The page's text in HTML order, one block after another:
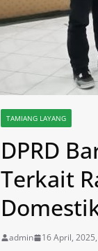
TAMIANG LAYANG
DPRD
Terkait
admin 16 April,